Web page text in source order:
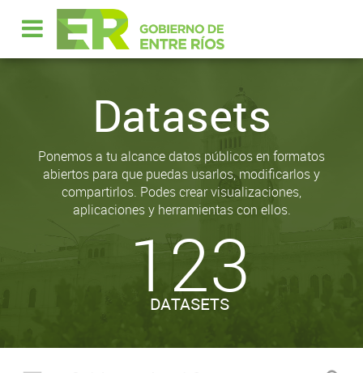
Datasets
Ponemos a tu alcance datos públicos en formatos
abiertos para que puedas usarlos, modificarlos y
compartirlos. Podes crear visualizaciones,
aplicaciones y herramientas con ellos.
123
DATASETS